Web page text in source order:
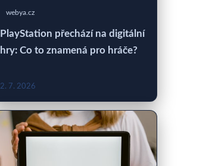
webya.cz
PlayStation přechází na digitální
hry: Co to znamená pro hráče?
2. 7. 2026